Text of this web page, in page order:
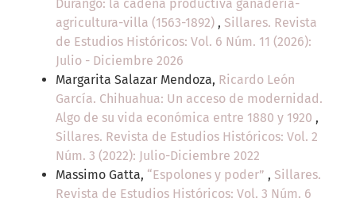
Durango: la cadena productiva ganadería-
agricultura-villa (1563-1892) , Sillares. Revista
de Estudios Históricos: Vol. 6 Núm. 11 (2026):
Julio - Diciembre 2026
Margarita Salazar Mendoza, Ricardo León
García. Chihuahua: Un acceso de modernidad.
Algo de su vida económica entre 1880 y 1920 ,
Sillares. Revista de Estudios Históricos: Vol. 2
Núm. 3 (2022): Julio-Diciembre 2022
Massimo Gatta, “Espolones y poder” , Sillares.
Revista de Estudios Históricos: Vol. 3 Núm. 6